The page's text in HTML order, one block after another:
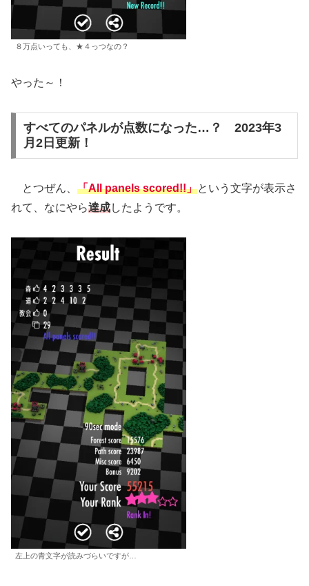
８万点いっても、★４っつなの？
やった～！
すべてのパネルが点数になった…？ 2023年3
月2日更新！
とつぜん、 「All panels scored!!」という文字が表示さ
れて、なにやら達成したようです。
左上の青文字が読みづらいですが…